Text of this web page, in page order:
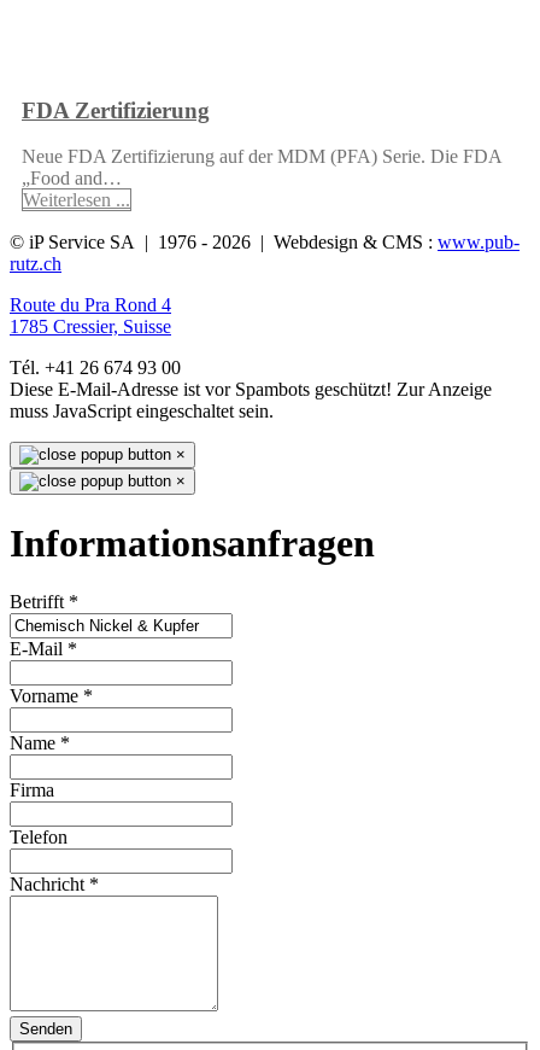
FDA Zertifizierung
Neue FDA Zertifizierung auf der MDM (PFA) Serie. Die FDA
„Food and…
Weiterlesen ...
© iP Service SA | 1976 - 2026 | Webdesign & CMS : www.pub-
rutz.ch
Route du Pra Rond 4
1785 Cressier, Suisse
Tél. +41 26 674 93 00
Diese E-Mail-Adresse ist vor Spambots geschützt! Zur Anzeige
muss JavaScript eingeschaltet sein.
×
×
Informationsanfragen
Betrifft *
E-Mail *
Vorname *
Name *
Firma
Telefon
Nachricht *
Senden